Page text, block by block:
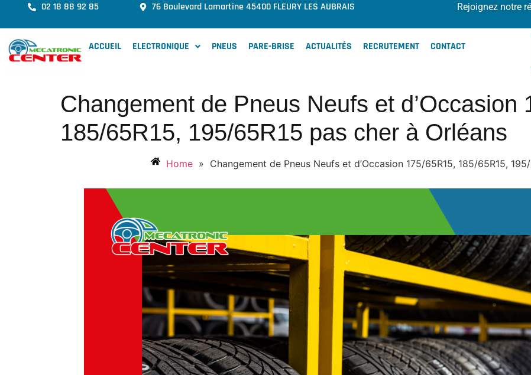
02 18 88 92 85 76 Boulevard Lamartine 45400 FLEURY LES AUBRAIS Rejoignez notre
ACCUEIL ELECTRONIQUE PNEUS PARE-BRISE ACTUALITÉS RECRUTEMENT CONTACT
Changement de Pneus Neufs et d’Occasion
185/65R15, 195/65R15 pas cher à Orléans
Home » Changement de Pneus Neufs et d’Occasion 175/65R15, 185/65R15,